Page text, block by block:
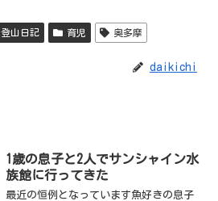
登山日記 育児 奥多摩
daikichi
1歳の息子と2人でサンシャイン水
族館に行ってきた
最近の恒例となっています魚好きの息子